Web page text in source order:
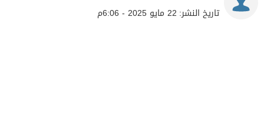
تاريخ النشر: 22 مايو 2025 - 6:06م